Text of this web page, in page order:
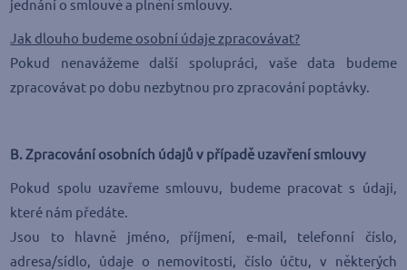
jednání o smlouvě a plnění smlouvy.
Jak dlouho budeme osobní údaje zpracovávat?
Pokud nenavážeme další spolupráci, vaše data budeme
zpracovávat po dobu nezbytnou pro zpracování poptávky.
B. Zpracování osobních údajů v případě uzavření smlouvy
Pokud spolu uzavřeme smlouvu, budeme pracovat s údaji,
které nám předáte.
Jsou to hlavně jméno, příjmení, e-mail, telefonní číslo,
adresa/sídlo, údaje o nemovitosti, číslo účtu, v některých